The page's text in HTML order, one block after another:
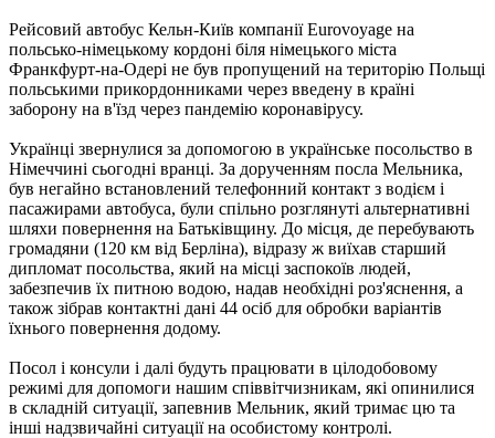
Рейсовий автобус Кельн-Київ компанії Eurovoyage на
польсько-німецькому кордоні біля німецького міста
Франкфурт-на-Одері не був пропущений на територію Польщі
польськими прикордонниками через введену в країні
заборону на в'їзд через пандемію коронавірусу.
Українці звернулися за допомогою в українське посольство в
Німеччині сьогодні вранці. За дорученням посла Мельника,
був негайно встановлений телефонний контакт з водієм і
пасажирами автобуса, були спільно розглянуті альтернативні
шляхи повернення на Батьківщину. До місця, де перебувають
громадяни (120 км від Берліна), відразу ж виїхав старший
дипломат посольства, який на місці заспокоїв людей,
забезпечив їх питною водою, надав необхідні роз'яснення, а
також зібрав контактні дані 44 осіб для обробки варіантів
їхнього повернення додому.
Посол і консули і далі будуть працювати в цілодобовому
режимі для допомоги нашим співвітчизникам, які опинилися
в складній ситуації, запевнив Мельник, який тримає цю та
інші надзвичайні ситуації на особистому контролі.